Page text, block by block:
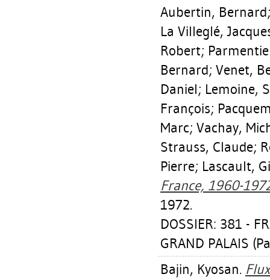
Aubertin, Bernard
La Villeglé,
Robert;
Bernard; Venet,
Daniel; Lemoine,
François;
Marc; Vachay,
Strauss, Claude;
Pierre; Lascault,
France, 1960-
1972.
DOSSIER: 381 -
GRAND PALAIS
Bajin, Kyosan.